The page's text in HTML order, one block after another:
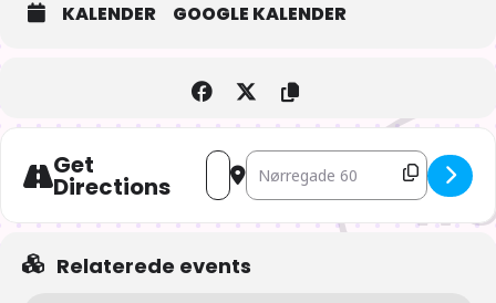
KALENDER GOOGLE KALENDER
Get
Directions
Address - AIOdense – Webtoons
Destination Address - AIOdense
Relaterede events